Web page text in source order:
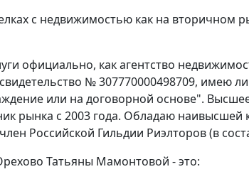
с недвижимостью как на вторичном
официально, как агентство
№ 307770000498709, имею
или на договорной основе".
рынка с 2003 года. Обладаю наивысшей
Российской Гильдии Риэлторов (в
Татьяны Мамонтовой - это: